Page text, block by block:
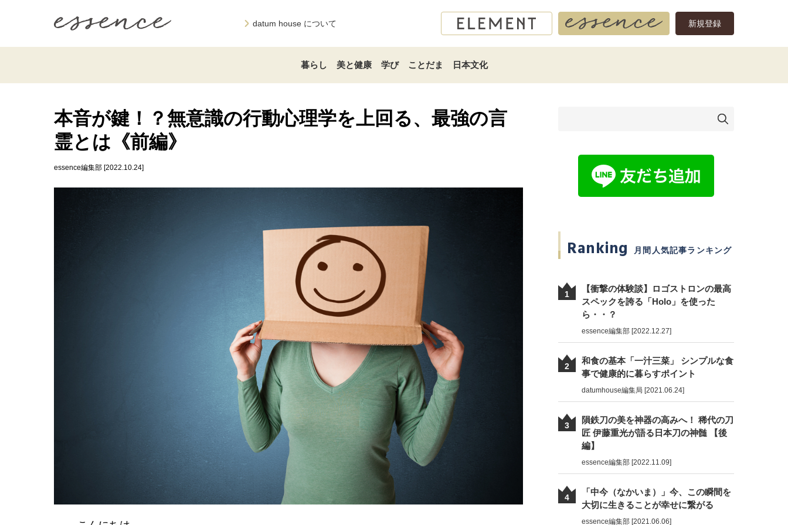
datum house について 新規登録
暮らし 美と健康 学び ことだま 日本文化
本音が鍵！？無意識の行動心理学を上回る、最強の言
霊とは《前編》
essence編集部 [2022.10.24]
Ranking 月間人気記事ランキング
1
【衝撃の体験談】ロゴストロンの最高
スペックを誇る「Holo」を使った
ら・・？
essence編集部 [2022.12.27]
2
和食の基本「一汁三菜」 シンプルな食
事で健康的に暮らすポイント
datumhouse編集局 [2021.06.24]
3
隕鉄刀の美を神器の高みへ！ 稀代の刀
匠 伊藤重光が語る日本刀の神髄 【後
編】
essence編集部 [2022.11.09]
4
「中今（なかいま）」今、この瞬間を
大切に生きることが幸せに繋がる
essence編集部 [2021.06.06]